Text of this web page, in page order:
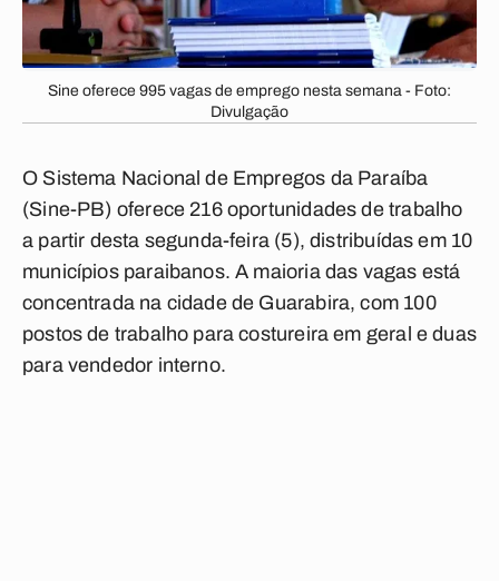
Sine oferece 995 vagas de emprego nesta semana - Foto:
Divulgação
O Sistema Nacional de Empregos da Paraíba
(Sine-PB) oferece 216 oportunidades de trabalho
a partir desta segunda-feira (5), distribuídas em 10
municípios paraibanos. A maioria das vagas está
concentrada na cidade de Guarabira, com 100
postos de trabalho para costureira em geral e duas
para vendedor interno.